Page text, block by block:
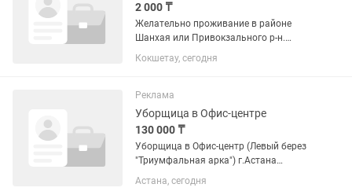
2 000 ₸
Желательно проживание в районе
Шанхая или Привокзального р-н.
Ответственность и дисциплина.
Хорошая физическая форма.
Соблюдение техники безопасности.
Отсутствие...
Кокшетау, сегодня
Реклама
Уборщица в Офис-центре
130 000 ₸
Уборщица в Офис-центр (Левый берез
"Триумфальная арка") г.Астана
проспект Мангилик Ел, 38 Опыт
работы: не требуется Формат работы:
Астана, сегодня